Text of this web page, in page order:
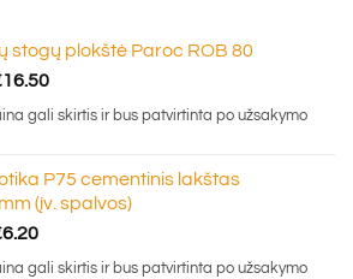
stogų plokštė Paroc ROB 80
16.50Price
range:
€16.50
gali skirtis ir bus patvirtinta po užsakymo
P75 cementinis lakštas
(įv. spalvos)
6.20Price
range:
gali skirtis ir bus patvirtinta po užsakymo